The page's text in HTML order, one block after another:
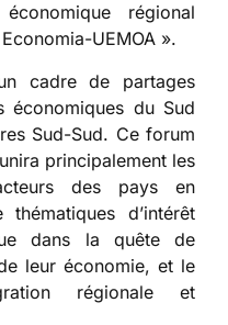
régional
UEMOA ».
cadre de partages
économiques du Sud
Sud-Sud. Ce forum
principalement les
des pays en
d’intérêt
dans la quête de
leur économie, et le
régionale et